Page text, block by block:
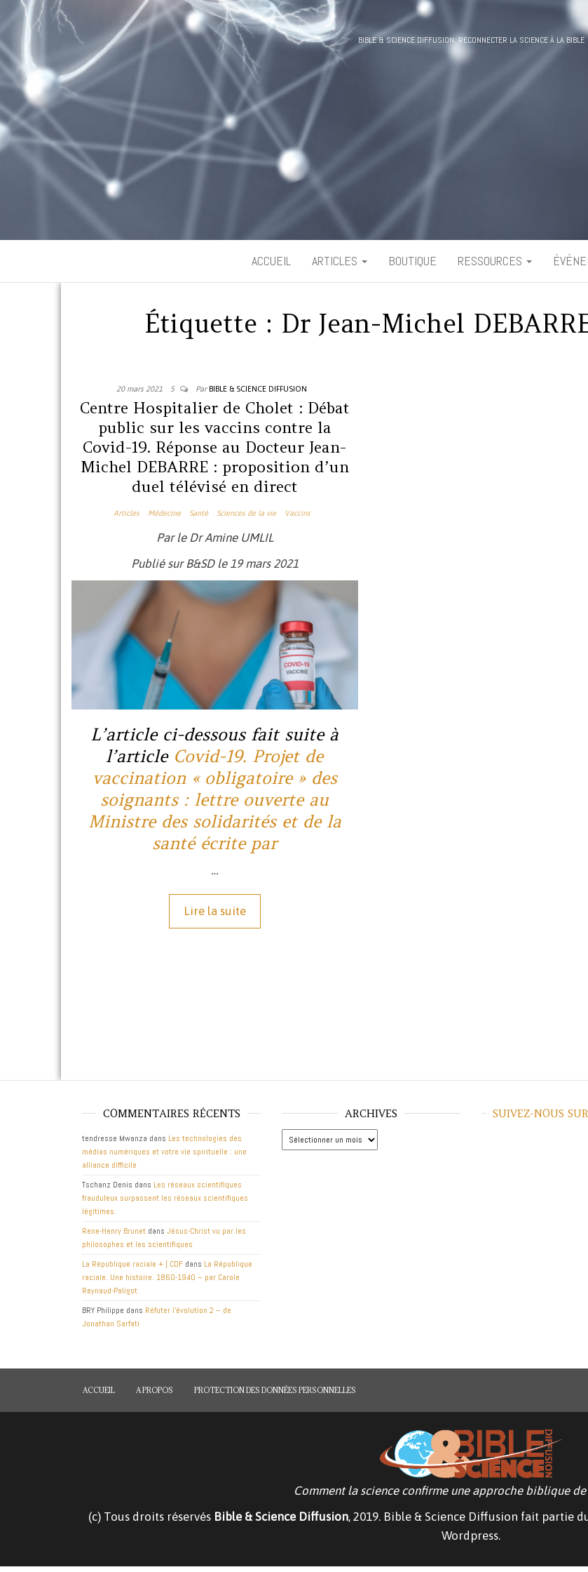
BIBLE & SCIENCE DIFFUSION. RECONNECTER LA SCIENCE À LA BIBLE
ACCUEIL ARTICLES BOUTIQUE RESSOURCES
Étiquette : Dr Jean-Michel
20 mars 2021 5 Par BIBLE & SCIENCE DIFFUSION
Centre Hospitalier de Cholet : Débat
public sur les vaccins contre la
Covid-19. Réponse au Docteur Jean-
Michel DEBARRE : proposition d’un
duel télévisé en direct
Articles Médecine Santé Sciences de la vie Vaccins
Par le Dr Amine UMLIL
Publié sur B&SD le 19 mars 2021
L’article ci-dessous fait suite à
l’article Covid-19. Projet de
vaccination « obligatoire » des
soignants : lettre ouverte au
Ministre des solidarités et de la
santé écrite par
…
Lire la suite
COMMENTAIRES RÉCENTS
tendresse Mwanza dans Les technologies des
médias numériques et votre vie spirituelle : une
alliance difficile
Tschanz Denis dans Les réseaux scientifiques
frauduleux surpassent les réseaux scientifiques
légitimes.
Rene-Henry Brunet dans Jésus-Christ vu par les
philosophes et les scientifiques
La République raciale + | CDF dans La République
raciale. Une histoire. 1860-1940 – par Carole
Reynaud-Paligot
BRY Philippe dans Réfuter l’évolution 2 – de
Jonathan Sarfati
ARCHIVES
Archives
SUIVEZ-NOUS
ACCUEIL A PROPOS PROTECTION DES DONNÉES PERSONNELLES
Comment la science confirme une approche biblique
(c) Tous droits réservés Bible & Science Diffusion, 2019. Bible & Science Diffusion fait partie
Wordpress.